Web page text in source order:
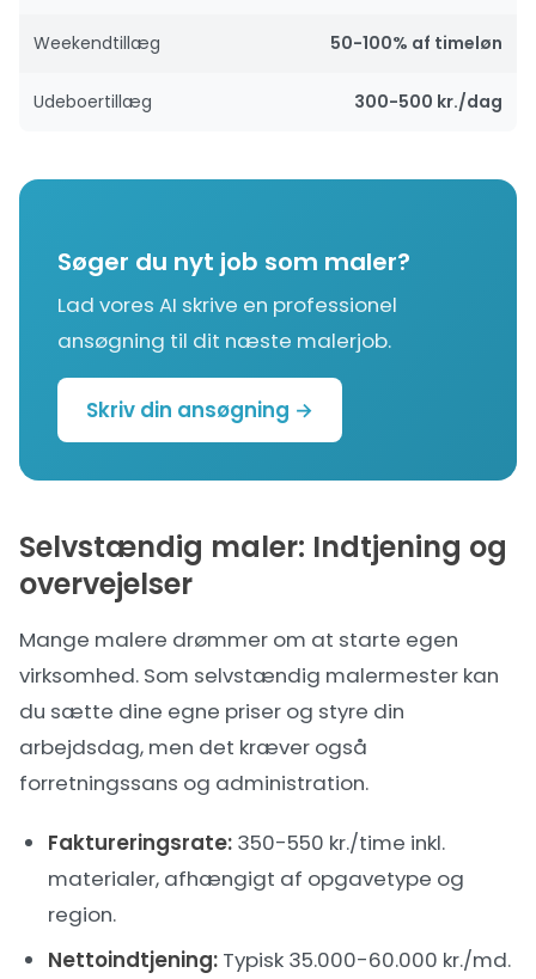
Weekendtillæg 50-100% af timeløn
Udeboertillæg 300-500 kr./dag
Søger du nyt job som maler?
Lad vores AI skrive en professionel
ansøgning til dit næste malerjob.
Skriv din ansøgning →
Selvstændig maler: Indtjening og
overvejelser
Mange malere drømmer om at starte egen
virksomhed. Som selvstændig malermester kan
du sætte dine egne priser og styre din
arbejdsdag, men det kræver også
forretningssans og administration.
Faktureringsrate: 350-550 kr./time inkl.
materialer, afhængigt af opgavetype og
region.
Nettoindtjening: Typisk 35.000-60.000 kr./md.